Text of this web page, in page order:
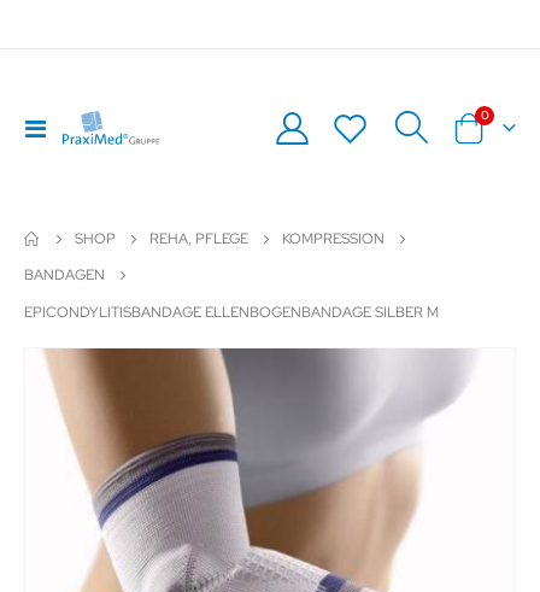
Navigation
umschalten
Warenkorb
0Artikel
SHOP REHA, PFLEGE
KOMPRESSION
BANDAGEN
EPICONDYLITISBANDAGE ELLENBOGENBANDAGE SILBER M
Zum
Ende
Bildergalerie
springen